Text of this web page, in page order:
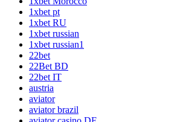
1xbet pt
1xbet RU
1xbet russian
1xbet russian1
22bet
22Bet BD
22bet IT
austria
aviator
aviator brazil